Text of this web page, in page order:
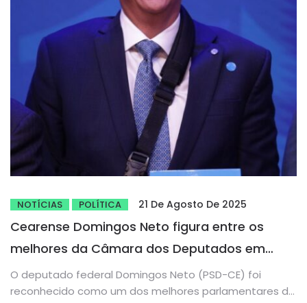
NOTÍCIAS POLÍTICA 21 De Agosto De 2025
Cearense Domingos Neto figura entre os
melhores da Câmara dos Deputados em
premiação nacional
O deputado federal Domingos Neto (PSD-CE) foi
reconhecido como um dos melhores parlamentares da